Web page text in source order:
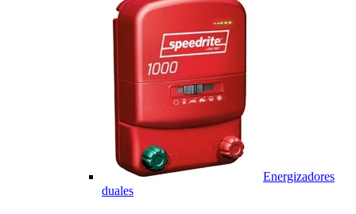
Energizadores
duales